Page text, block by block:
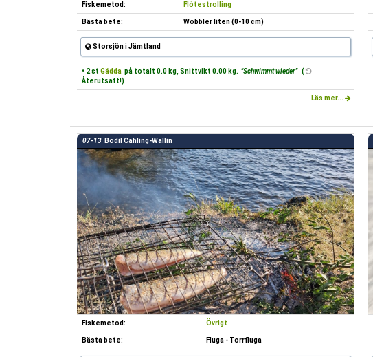
Fiskemetod: Flötestrolling
Bästa bete: Wobbler liten (0-10 cm)
Storsjön i Jämtland
• 2 st Gädda på totalt 0.0 kg, Snittvikt 0.00 kg. "Schwimmt wieder" (
Återutsatt!)
Läs mer...
07-13 Bodil Cahling-Wallin
Fiskemetod: Övrigt
Bästa bete: Fluga - Torrfluga